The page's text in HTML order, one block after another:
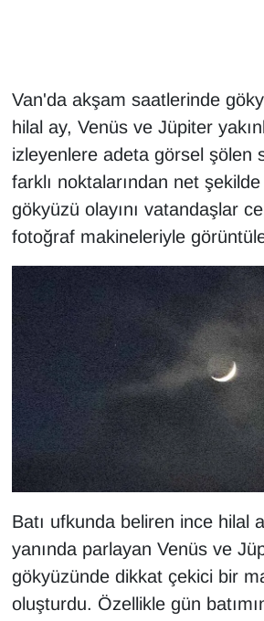
Van'da akşam saatlerinde
hilal ay, Venüs ve Jüpiter
izleyenlere adeta görsel şölen
farklı noktalarından net
gökyüzü olayını vatandaşlar
fotoğraf makineleriyle
Batı ufkunda beliren ince hilal
yanında parlayan Venüs ve
gökyüzünde dikkat çekici bir
oluşturdu. Özellikle gün
HABERDE İNSAN
İngilizce
Kadın
Kamu Alımları
Kim Kimdir?
Kültür & Sanat
KURDÎ
MAGAZİN
MEDYA
ONE EKONOMİ
POLİTİKA
Resmi İlanlar